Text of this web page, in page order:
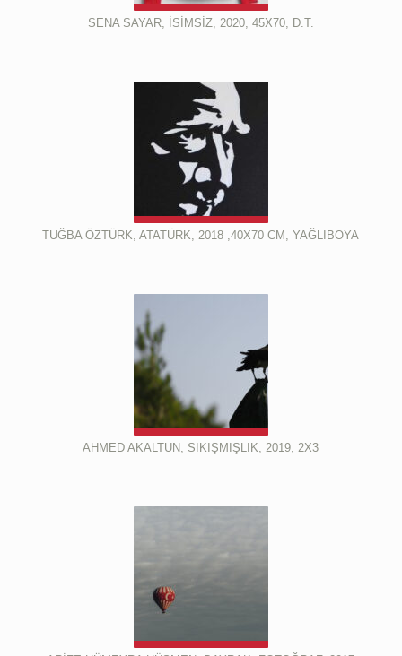
SENA SAYAR, İSİMSİZ, 2020, 45X70, D.T.
TUĞBA ÖZTÜRK, ATATÜRK, 2018 ,40X70 CM, YAĞLIBOYA
AHMED AKALTUN, SIKIŞMIŞLIK, 2019, 2X3